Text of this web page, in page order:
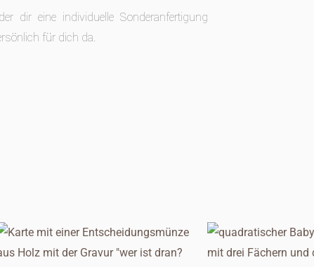
dir eine individuelle Sonderanfertigung
für dich da.